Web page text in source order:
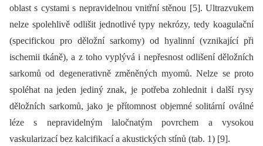
oblast s cystami s nepravidelnou vnitřní stěnou [5]. Ultrazvukem
nelze spolehlivě odlišit jednotlivé typy nekrózy, tedy koagulační
(specifickou pro děložní sarkomy) od hyalinní (vznikající při
ischemii tkáně), a z toho vyplývá i nepřesnost odlišení děložních
sarkomů od degenerativně změněných myomů. Nelze se proto
spoléhat na jeden jediný znak, je potřeba zohlednit i další rysy
děložních sarkomů, jako je přítomnost objemné solitární oválné
léze s nepravidelným laločnatým povrchem a vysokou
vaskularizací bez kalcifikací a akustických stínů (tab. 1) [9].